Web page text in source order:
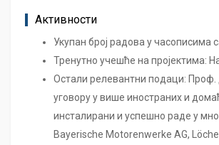
Активности
Укупан број радова у часописима
Тренутно учешће на пројектима:
Остали релевантни подаци: Проф.
уговору у више иностраних и
инсталирани и успешно раде у
Bayerische Motorenwerke AG,